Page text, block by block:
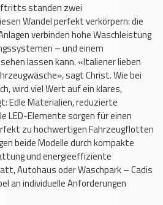
standen zwei
Wandel perfekt verkörpern: die
verbinden hohe Waschleistung
– und einem
lassen kann. «Italiener lieben
sagt Christ. Wie bei
wird viel Wert auf ein klares,
Edle Materialien, reduzierte
LED-Elemente sorgen für einen
zu hochwertigen Fahrzeugflotten
beide Modelle durch kompakte
und energieeffiziente
Autohaus oder Waschpark – Cadis
an individuelle Anforderungen